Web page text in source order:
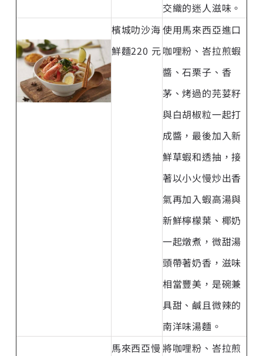
交織的迷人滋味。
檳城叻沙海
鮮麵220 元
使用馬來西亞進口
咖哩粉、峇拉煎蝦
醬、石栗子、香
茅、烤過的芫荽籽
與白胡椒粒一起打
成醬，最後加入新
鮮草蝦和透抽，接
著以小火慢炒出香
氣再加入蝦高湯與
新鮮檸檬葉、椰奶
一起燉煮，微甜湯
頭帶著奶香，滋味
相當豐美，是碗兼
具甜、鹹且微辣的
南洋味湯麵。
馬來西亞慢 將咖哩粉、峇拉煎